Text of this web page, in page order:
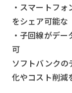
・スマートフ
をシェア可能な
・子回線がデ
可
ソフトバンク
化やコスト削減